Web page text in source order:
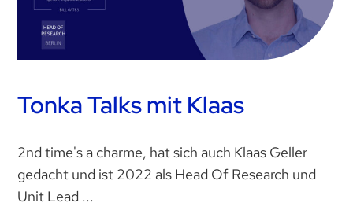
Tonka Talks mit Klaas
2nd time's a charme, hat sich auch Klaas Geller
gedacht und ist 2022 als Head Of Research und
Unit Lead ...